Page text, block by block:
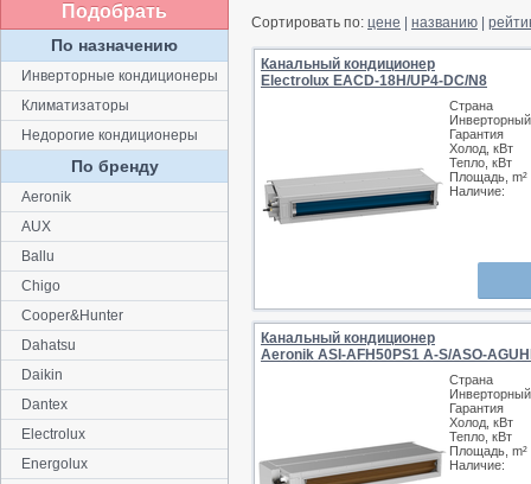
Сортировать по: цене названию
Канальный кондиционер
Electrolux EACD-18H/UP4-DC/N8
Страна
Инверторный
Гарантия
Холод, кВт
Тепло, кВт
Площадь, m²
Наличие:
Канальный кондиционер
Aeronik ASI-AFH50PS1 A-S/ASO-
Страна
Инверторный
Гарантия
Холод, кВт
Тепло, кВт
Площадь, m²
Наличие:
Подобрать
По назначению
Инверторные кондиционеры
Климатизаторы
Недорогие кондиционеры
По бренду
Aeronik
AUX
Ballu
Chigo
Cooper&Hunter
Dahatsu
Daikin
Dantex
Electrolux
Energolux